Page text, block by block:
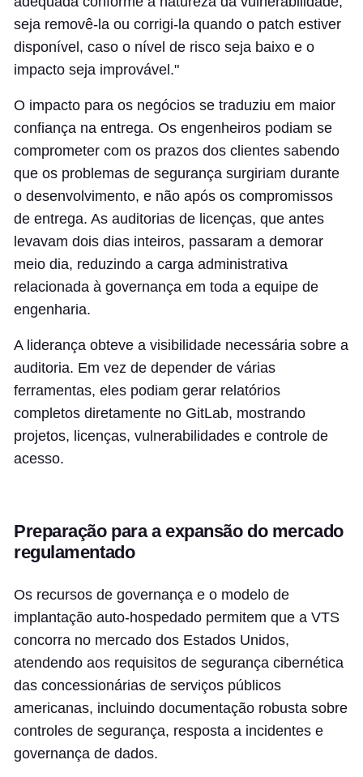
seja removê-la ou corrigi-la quando o patch estiver
disponível, caso o nível de risco seja baixo e o
impacto seja improvável."
O impacto para os negócios se traduziu em maior
confiança na entrega. Os engenheiros podiam se
comprometer com os prazos dos clientes sabendo
que os problemas de segurança surgiriam durante
o desenvolvimento, e não após os compromissos
de entrega. As auditorias de licenças, que antes
levavam dois dias inteiros, passaram a demorar
meio dia, reduzindo a carga administrativa
relacionada à governança em toda a equipe de
engenharia.
A liderança obteve a visibilidade necessária sobre a
auditoria. Em vez de depender de várias
ferramentas, eles podiam gerar relatórios
completos diretamente no GitLab, mostrando
projetos, licenças, vulnerabilidades e controle de
acesso.
Preparação para a expansão do mercado
regulamentado
Os recursos de governança e o modelo de
implantação auto-hospedado permitem que a VTS
concorra no mercado dos Estados Unidos,
atendendo aos requisitos de segurança cibernética
das concessionárias de serviços públicos
americanas, incluindo documentação robusta sobre
controles de segurança, resposta a incidentes e
governança de dados.